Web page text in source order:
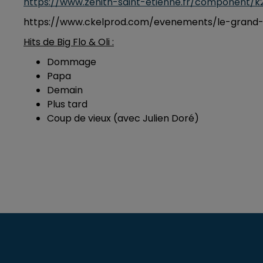
https://www.ckelprod.com/evenements/le-
Hits de Big Flo & Oli :
Dommage
Papa
Demain
Plus tard
Coup de vieux (avec Julien Doré)